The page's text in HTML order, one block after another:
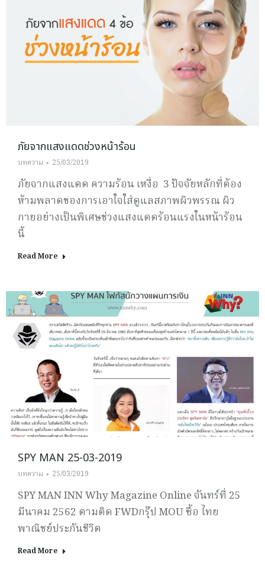
ภัยจากแสงแดดช่วงหน้าร้อน
บทความ 25/03/2019
ภัยจากแสงแดด ความร้อน เหงื่อ 3 ปัจจัยหลักที่ต้อง
ห้ามพลาดของการเอาใจใส่ดูแลสภาพผิวพรรณ ผิว
กายอย่างเป็นพิเศษช่วงแสงแดดร้อนแรงในหน้าร้อน
นี้
Read More
SPY MAN 25-03-2019
บทความ 25/03/2019
SPY MAN INN Why Magazine Online จันทร์ที่ 25
มีนาคม 2562 ตามติด FWDกรุ๊ป MOU ซื้อ ไทย
พาณิชย์ประกันชีวิต
Read More